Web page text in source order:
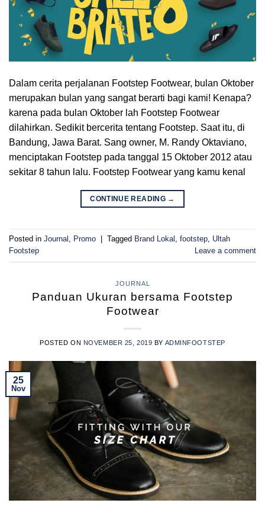
Dalam cerita perjalanan Footstep Footwear, bulan Oktober
merupakan bulan yang sangat berarti bagi kami! Kenapa?
karena pada bulan Oktober lah Footstep Footwear
dilahirkan. Sedikit bercerita tentang Footstep. Saat itu, di
Bandung, Jawa Barat. Sang owner, M. Randy Oktaviano,
menciptakan Footstep pada tanggal 15 Oktober 2012 atau
sekitar 8 tahun lalu. Footstep Footwear yang kamu kenal
CONTINUE READING →
Posted in Journal Promo Tagged Brand Lokal footstep Ultah
Footstep
Leave a comment
JOURNAL
Panduan Ukuran bersama Footstep
Footwear
POSTED ON NOVEMBER 25, 2019 BY ADMINFOOTSTEP
25
Nov